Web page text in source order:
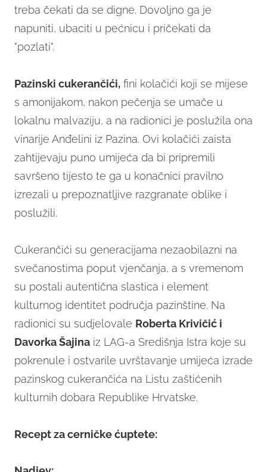
treba čekati da se digne. Dovoljno ga je
napuniti, ubaciti u pećnicu i pričekati da
"pozlati".
Pazinski cukerančići, fini kolačići koji se mijese
s amonijakom, nakon pečenja se umače u
lokalnu malvaziju, a na radionici je poslužila ona
vinarije Anđelini iz Pazina. Ovi kolačići zaista
zahtijevaju puno umijeća da bi pripremili
savršeno tijesto te ga u konačnici pravilno
izrezali u prepoznatljive razgranate oblike i
poslužili.
Cukerančići su generacijama nezaobilazni na
svečanostima poput vjenčanja, a s vremenom
su postali autentična slastica i element
kulturnog identitet područja pazinštine. Na
radionici su sudjelovale Roberta Krivičić i
Davorka Šajina iz LAG-a Središnja Istra koje su
pokrenule i ostvarile uvrštavanje umijeća izrade
pazinskog cukerančića na Listu zaštićenih
kulturnih dobara Republike Hrvatske.
Recept za cerničke ćuptete: